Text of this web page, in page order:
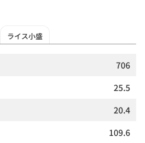
ライス小盛
706
25.5
20.4
109.6